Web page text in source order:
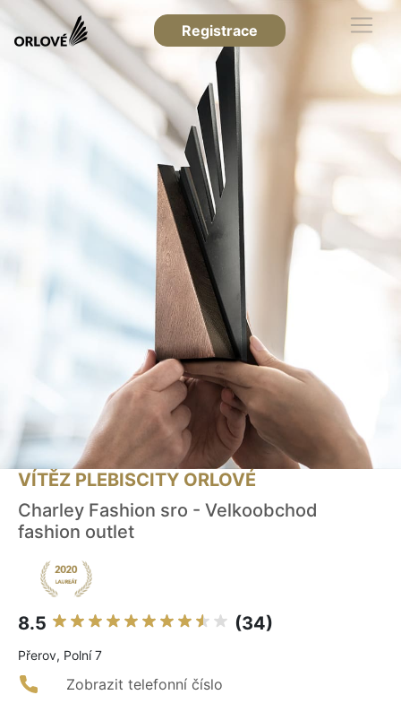
Registrace
VÍTĚZ PLEBISCITY ORLOVÉ
Charley Fashion sro - Velkoobchod
fashion outlet
8.5 (34)
Přerov, Polní 7
Zobrazit telefonní číslo